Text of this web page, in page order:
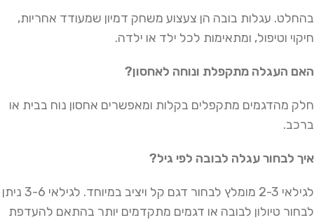
בהחלט. עגלות בובה הן צעצוע משחק דמיון שמעודד אחריות,
חיקוי וטיפול, ומתאימות לכל ילד או ילדה.
האם העגלה מתקפלת ונוחה לאחסון?
חלק מהדגמים מתקפלים בקלות ומאפשרים אחסון נוח בבית או
ברכב.
איך לבחור עגלה לבובה לפי גיל?
לגילאי 2-3 מומלץ לבחור דגם קל ויציב במיוחד. לגילאי 3-6 ניתן
לבחור טיולון לבובה או דגמים מתקדמים יותר בהתאם להעדפת